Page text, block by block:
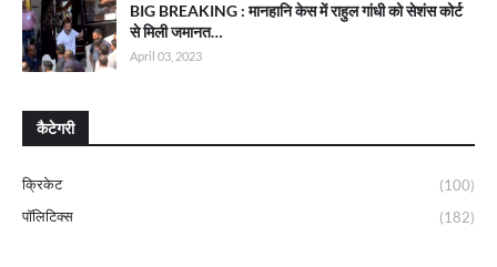
BIG BREAKING : मानहानि केस में राहुल गांधी को सेशंस कोर्ट
से मिली जमानत…
April 03, 2023
कैटेगरी
क्रिकेट
(100)
पॉलिटिक्स
(182)